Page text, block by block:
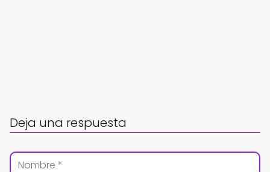
Deja una respuesta